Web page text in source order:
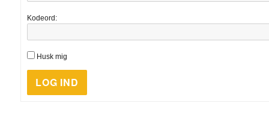
Kodeord:
Husk mig
LOG IND